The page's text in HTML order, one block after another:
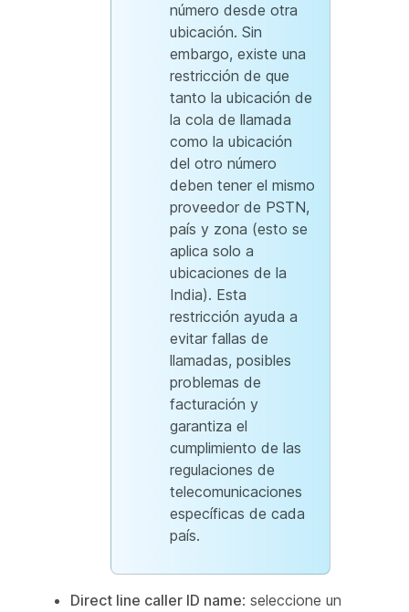
número desde otra
ubicación. Sin
embargo, existe una
restricción de que
tanto la ubicación de
la cola de llamada
como la ubicación
del otro número
deben tener el mismo
proveedor de PSTN,
país y zona (esto se
aplica solo a
ubicaciones de la
India). Esta
restricción ayuda a
evitar fallas de
llamadas, posibles
problemas de
facturación y
garantiza el
cumplimiento de las
regulaciones de
telecomunicaciones
específicas de cada
país.
Direct line caller ID name: seleccione un